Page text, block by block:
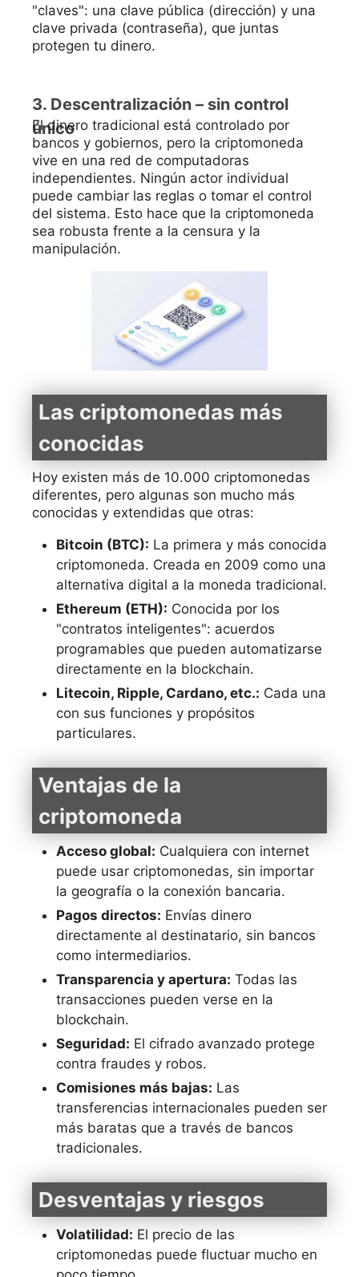
"claves": una clave pública (dirección) y una
clave privada (contraseña), que juntas
protegen tu dinero.
3. Descentralización – sin control
único
El dinero tradicional está controlado por
bancos y gobiernos, pero la criptomoneda
vive en una red de computadoras
independientes. Ningún actor individual
puede cambiar las reglas o tomar el control
del sistema. Esto hace que la criptomoneda
sea robusta frente a la censura y la
manipulación.
Las criptomonedas más
conocidas
Hoy existen más de 10.000 criptomonedas
diferentes, pero algunas son mucho más
conocidas y extendidas que otras:
Bitcoin (BTC): La primera y más conocida
criptomoneda. Creada en 2009 como una
alternativa digital a la moneda tradicional.
Ethereum (ETH): Conocida por los
"contratos inteligentes": acuerdos
programables que pueden automatizarse
directamente en la blockchain.
Litecoin, Ripple, Cardano, etc.: Cada una
con sus funciones y propósitos
particulares.
Ventajas de la
criptomoneda
Acceso global: Cualquiera con internet
puede usar criptomonedas, sin importar
la geografía o la conexión bancaria.
Pagos directos: Envías dinero
directamente al destinatario, sin bancos
como intermediarios.
Transparencia y apertura: Todas las
transacciones pueden verse en la
blockchain.
Seguridad: El cifrado avanzado protege
contra fraudes y robos.
Comisiones más bajas: Las
transferencias internacionales pueden ser
más baratas que a través de bancos
tradicionales.
Desventajas y riesgos
Volatilidad: El precio de las
criptomonedas puede fluctuar mucho en